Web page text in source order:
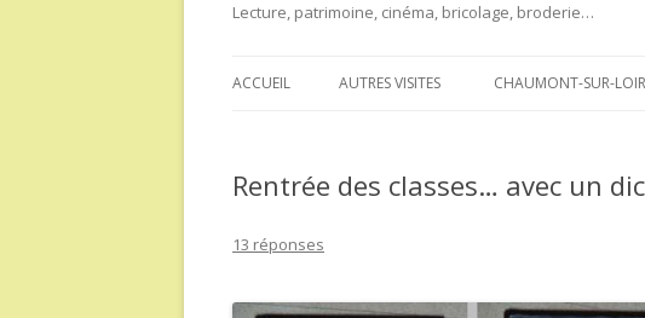
Lecture, patrimoine, cinéma, bricolage, broderie…
ACCUEIL AUTRES VISITES CHAUMONT-SUR-
Rentrée des classes… avec un
13 réponses